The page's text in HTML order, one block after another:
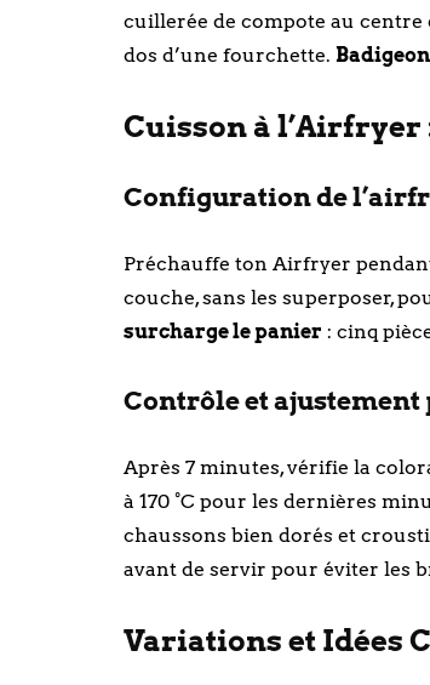
cuillerée de compote au centre
dos d’une fourchette.
Cuisson à l’Airfryer
Configuration de
Préchauffe ton Airfryer
couche, sans les superposer,
surcharge le panier : cinq
Contrôle et
Après 7 minutes, vérifie la
à 170 °C pour les dernières
chaussons bien dorés et
avant de servir pour éviter les
Variations et Idées